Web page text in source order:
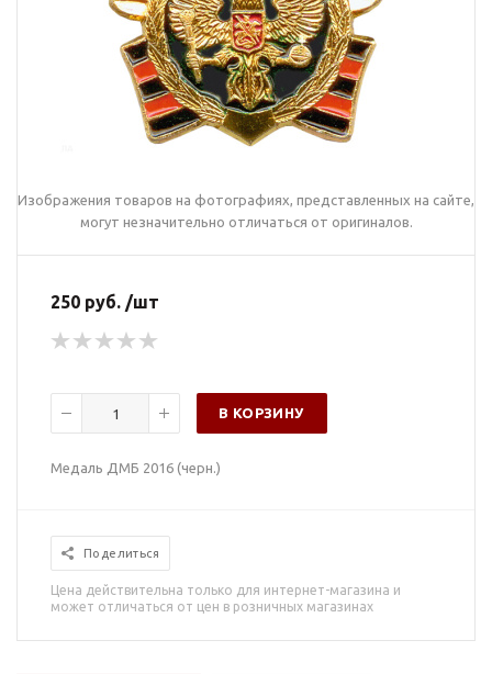
Изображения товаров на фотографиях, представленных на сайте,
могут незначительно отличаться от оригиналов.
250 руб. /шт
В КОРЗИНУ
Медаль ДМБ 2016 (черн.)
Поделиться
Цена действительна только для интернет-магазина и
может отличаться от цен в розничных магазинах